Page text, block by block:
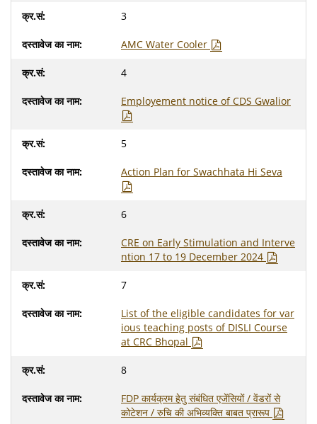
3
AMC Water Cooler
4
Employement notice of CDS Gwalior
5
Action Plan for Swachhata Hi Seva
6
CRE on Early Stimulation and Interve
ntion 17 to 19 December 2024
7
List of the eligible candidates for var
ious teaching posts of DISLI Course
at CRC Bhopal
8
FDP कार्यक्रम हेतु संबंधित एजेंसियों / वेंडरों से
कोटेशन / रुचि की अभिव्यक्ति बाबत प्रारूप